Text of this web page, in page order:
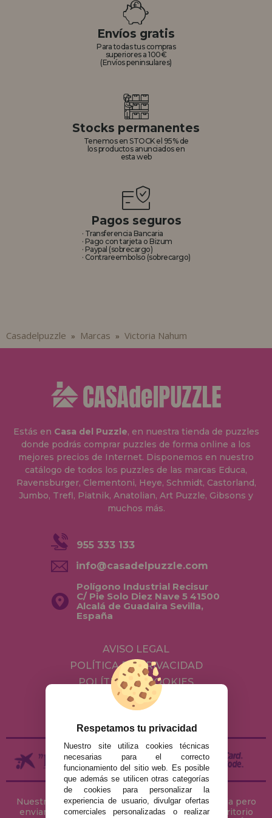
REGISTRO DISTRIBUIDOR
Envíos gratis
Para todas tus compras
superiores a 100€
(Envíos peninsulares)
Stocks permanentes
Tenemos en STOCK el 95% de
los productos anunciados en
esta web
Pagos seguros
· Transferencia Bancaria
· Pago con tarjeta o Bizum
· Paypal (sobrecargo)
· Contrareembolso (sobrecargo)
Casadelpuzzle » Marcas » Victoria Nahum
Estás en Casa del Puzzle, en nuestra tienda de puzzles
donde podrás comprar puzzles de forma online a los
mejores precios de Internet. Disponemos en nuestro
catálogo de todos los puzzles de las marcas Educa,
Ravensburger, Clementoni, Heye, Schmidt, Castorland,
Jumbo, Trefl, Piatnik, Anatolian, Art Puzzle, Gibsons y
muchos más.
955 333 133
info@casadelpuzzle.com
Polígono Industrial Recisur
C/ Pie Solo Diez Nave 5 41500
Alcalá de Guadaira Sevilla,
España
AVISO LEGAL
POLÍTICA DE PRIVACIDAD
POLÍTICA DE COOKIES
ENVÍOS Y DEVOLUCIONES
Nuestra tienda de puzzles está ubicada en Sevilla pero
enviamos tus puzzles a cualquier ciudad del territorio
Respetamos tu privacidad
Nuestro site utiliza cookies técnicas
necesarias para el correcto
funcionamiento del sitio web. Es posible
que además se utilicen otras categorías
de cookies para personalizar la
experiencia de usuario, divulgar ofertas
comerciales personalizadas o realizar